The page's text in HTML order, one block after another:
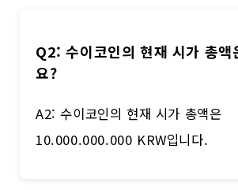
Q2: 수이코인의 현재 시가 총액
요?
A2: 수이코인의 현재 시가 총액은
10.000.000.000 KRW입니다.